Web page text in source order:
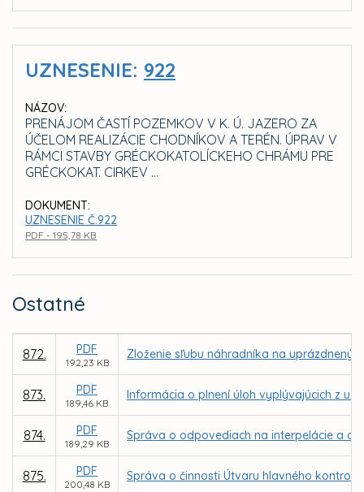
UZNESENIE: 922
NÁZOV:
PRENÁJOM ČASTÍ POZEMKOV V K. Ú. JAZERO ZA
ÚČELOM REALIZÁCIE CHODNÍKOV A TERÉN. ÚPRAV V
RÁMCI STAVBY GRÉCKOKATOLÍCKEHO CHRÁMU PRE
GRÉCKOKAT. CIRKEV ...
DOKUMENT:
UZNESENIE Č.922
PDF - 195,78 KB
Ostatné
872. PDF
192,23 KB
Zloženie sľubu náhradníka na uprázdnený
873. PDF
189,46 KB
Informácia o plnení úloh vyplývajúcich z
874. PDF
189,29 KB
Správa o odpovediach na interpelácie a
875. PDF
200,48 KB
Správa o činnosti Útvaru hlavného